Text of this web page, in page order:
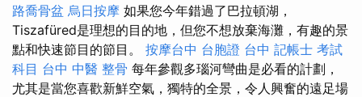
路喬骨盆 烏日按摩 如果您今年錯過了巴拉頓湖，
Tiszafüred是理想的目的地，但您不想放棄海灘，有趣的景
點和快速節目的節目。 按摩台中 台胞證 台中 記帳士 考試
科目 台中 中醫 整骨 每年參觀多瑙河彎曲是必看的計劃，
尤其是當您喜歡新鮮空氣，獨特的全景，令人興奮的遠足場